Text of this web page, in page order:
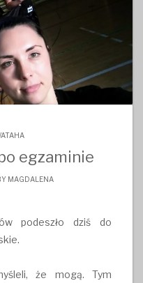
egzaminie
MAGDALENA
podeszło dziś do
że mogą. Tym